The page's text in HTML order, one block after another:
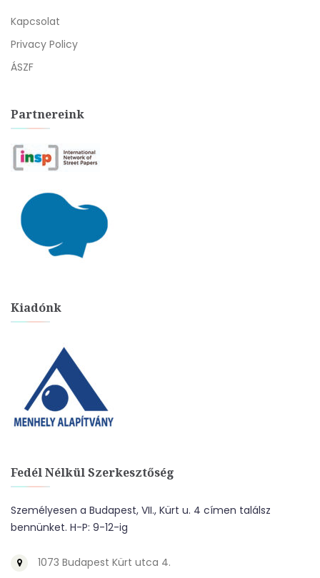
Kapcsolat
Privacy Policy
ÁSZF
Partnereink
Kiadónk
Fedél Nélkül Szerkesztőség
Személyesen a Budapest, VII., Kürt u. 4 címen találsz
bennünket. H-P: 9-12-ig
1073 Budapest Kürt utca 4.